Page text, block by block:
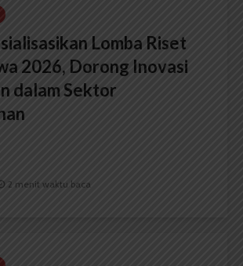
Lomba Riset
2026, Dorong Inovasi
dalam Sektor
2 menit waktu baca